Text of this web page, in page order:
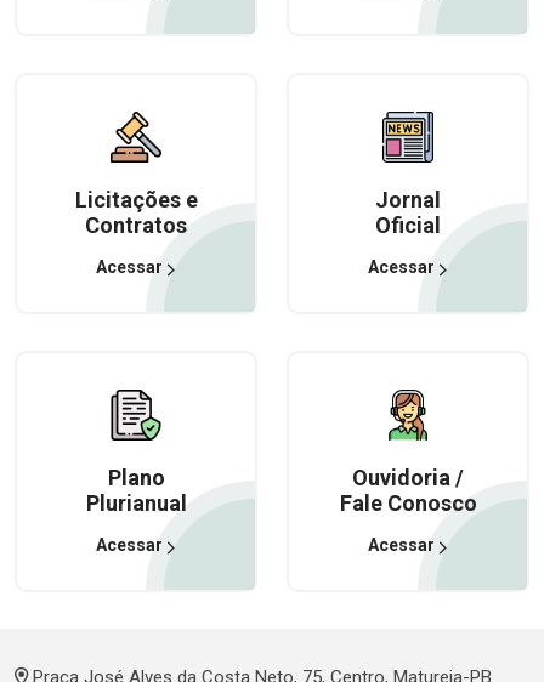
Licitações e
Contratos
Acessar
Jornal
Oficial
Acessar
Plano
Plurianual
Acessar
Ouvidoria /
Fale Conosco
Acessar
Praça José Alves da Costa Neto, 75, Centro, Matureia-PB